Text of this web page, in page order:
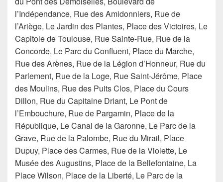
l’Indépendance, Rue des Amidonniers, Rue de
l’Ariège, Le Jardin des Plantes, Place des Victoires, Le
Capitole de Toulouse, Rue Sainte-Rue, Rue de la
Concorde, Le Parc du Confluent, Place du Marche,
Rue des Arènes, Rue de la Légion d’Honneur, Rue du
Parlement, Rue de la Loge, Rue Saint-Jérôme, Place
des Moulins, Rue des Puits Clos, Place du Cours
Dillon, Rue du Capitaine Driant, Le Pont de
l’Embouchure, Rue de Pargamin, Place de la
République, Le Canal de la Garonne, Le Parc de la
Grave, Rue de la Palombe, Rue du Mirail, Place
Dupuy, Place des Carmes, Rue de la Violette, Le
Musée des Augustins, Place de la Bellefontaine, La
Place Wilson, Place de la Liberté, Le Parc de la